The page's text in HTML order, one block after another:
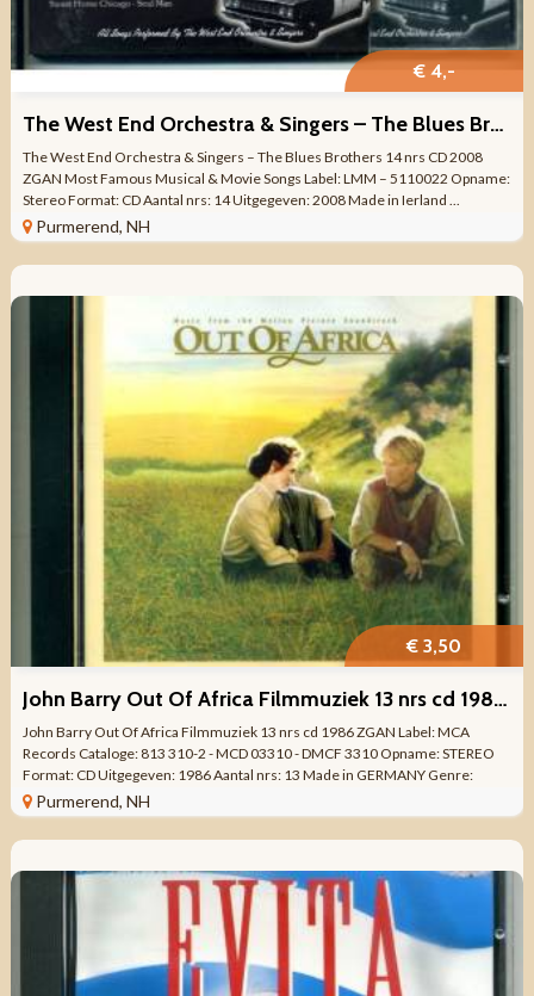
€ 4,-
The West End Orchestra & Singers – The Blues Brothers 14 nrs
The West End Orchestra & Singers – The Blues Brothers 14 nrs CD 2008
ZGAN Most Famous Musical & Movie Songs Label: LMM – 5110022 Opname:
Stereo Format: CD Aantal nrs: 14 Uitgegeven: 2008 Made in Ierland ...
Purmerend, NH
€ 3,50
John Barry Out Of Africa Filmmuziek 13 nrs cd 1986 ZGAN
John Barry Out Of Africa Filmmuziek 13 nrs cd 1986 ZGAN Label: MCA
Records Cataloge: 813 310-2 - MCD 03310 - DMCF 3310 Opname: STEREO
Format: CD Uitgegeven: 1986 Aantal nrs: 13 Made in GERMANY Genre:
FILMMUZIEK Kwaliteit: ZO ...
Purmerend, NH